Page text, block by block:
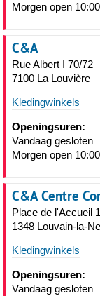
Morgen open
C&A
Rue Albert I 70/72
7100 La Louvière
Kledingwinkels
Openingsuren:
Vandaag gesloten
Morgen open
C&A Centre
Place de l'Accueil
1348 Louvain-la-
Kledingwinkels
Openingsuren:
Vandaag gesloten